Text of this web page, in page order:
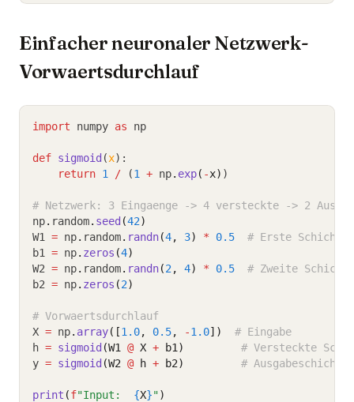
Einfacher neuronaler Netzwerk-
Vorwaertsdurchlauf
import numpy as np
def sigmoid (x):
return 1 / (1 + np. exp( -x) )
# Netzwerk: 3 Eingaenge -> 4 versteckte -> 2
np. random. seed (42)
W1 = np. random. randn(4, 3) * 0.5
# Erste Schicht
b1 = np. zeros (4)
W2 = np. random. randn(2 , 4) * 0.5
# Zweite Schicht
b2 = np. zeros (2)
# Vorwaertsdurchlauf
X = np. array([1.0, 0.5, -1.0])
# Eingabe
h = sigmoid (W1 @ X + b1)
# Versteckte
y = sigmoid (W2 @ h + b2) # Ausgabeschicht
print (f"Input: {X}")